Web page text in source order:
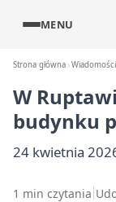
MENU
Strona główna Wiadomości
W
budynku
24 kwietnia
1 min czytania